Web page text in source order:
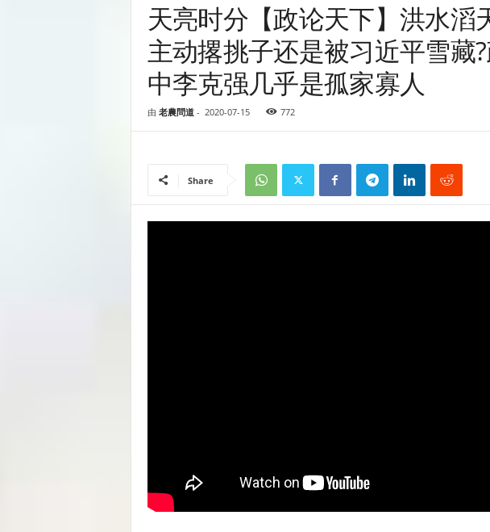
天亮时分【政论天下】洪水滔
主动撂挑子还是被习近平雪藏
中李克强几乎是孤家寡人
由 老農問道- 2020-07-15 772
Share